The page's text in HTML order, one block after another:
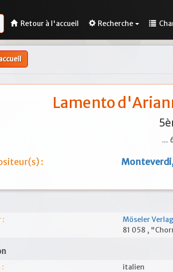
Retour à l'accueil Recherche
Lamento
...
:
: Möseler
81 058 ,
:
italien